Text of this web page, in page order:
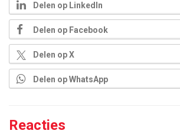
Delen op LinkedIn
Delen op Facebook
Delen op X
Delen op WhatsApp
Reacties